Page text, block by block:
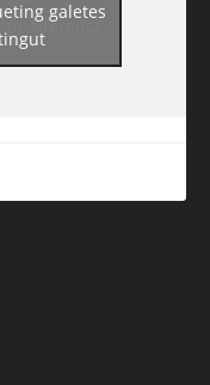
guiadereus/
galetes